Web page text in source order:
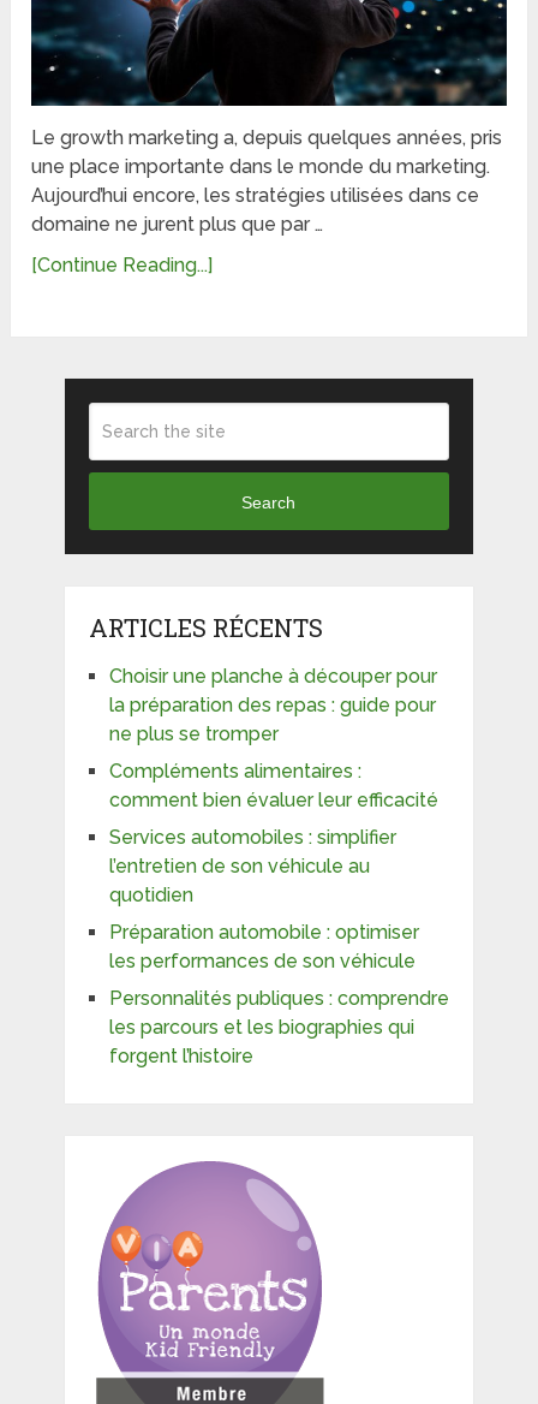
Le growth marketing a, depuis quelques années, pris
une place importante dans le monde du marketing.
Aujourd’hui encore, les stratégies utilisées dans ce
domaine ne jurent plus que par …
[Continue Reading...]
Search
ARTICLES RÉCENTS
Choisir une planche à découper pour
la préparation des repas : guide pour
ne plus se tromper
Compléments alimentaires :
comment bien évaluer leur efficacité
Services automobiles : simplifier
l’entretien de son véhicule au
quotidien
Préparation automobile : optimiser
les performances de son véhicule
Personnalités publiques : comprendre
les parcours et les biographies qui
forgent l’histoire